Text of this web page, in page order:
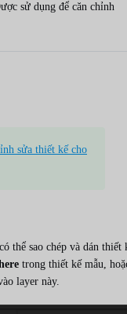
sử dụng để căn chỉnh
sửa thiết kế cho
thể sao chép và dán thiết
trong thiết kế mẫu,
layer này.